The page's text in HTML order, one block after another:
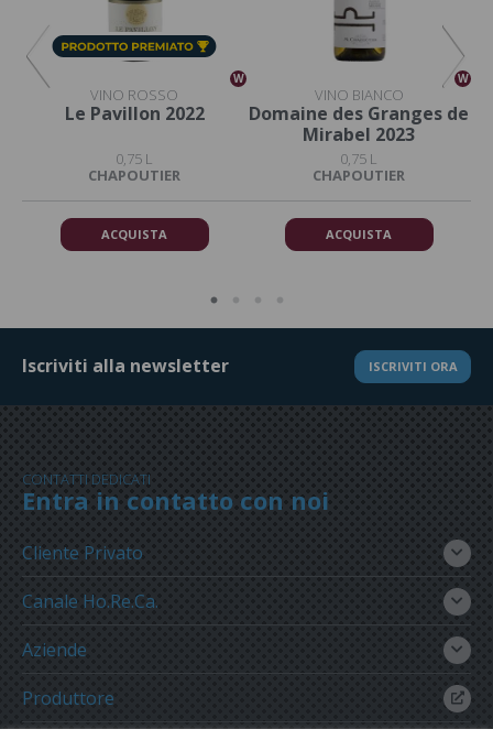
W
VINO ROSSO
Le Pavillon 2022
0,75 L
CHAPOUTIER
ACQUISTA
W
VINO BIANCO
Domaine des Granges de
Mirabel 2023
0,75 L
CHAPOUTIER
ACQUISTA
Iscriviti alla newsletter ISCRIVITI ORA
CONTATTI DEDICATI
Entra in contatto con noi
Cliente Privato
Canale Ho.Re.Ca.
Aziende
Produttore